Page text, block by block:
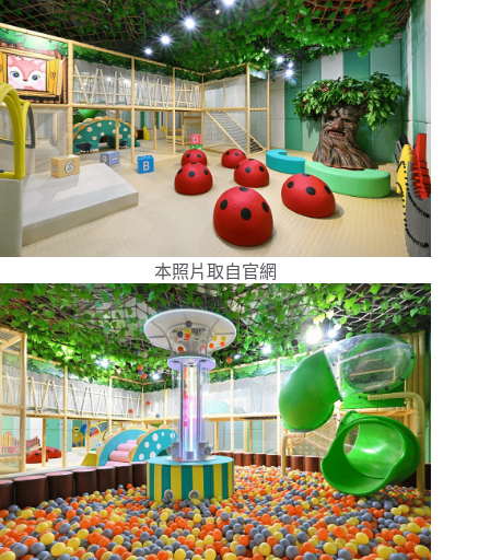
本照片取自官網